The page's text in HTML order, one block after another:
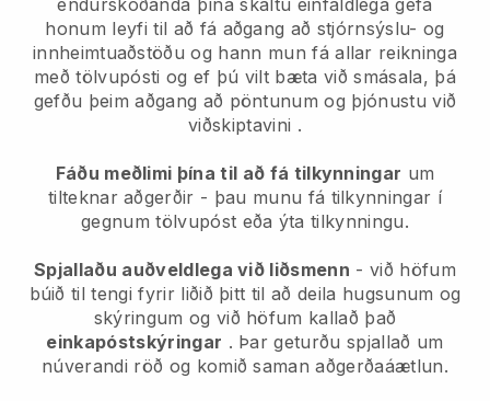
honum leyfi til að fá aðgang að stjórnsýslu- og
innheimtuaðstöðu og hann mun fá allar reikninga
með tölvupósti og ef þú vilt bæta við smásala, þá
gefðu þeim aðgang að pöntunum og þjónustu við
viðskiptavini .
Fáðu meðlimi þína til að fá tilkynningar um
tilteknar aðgerðir - þau munu fá tilkynningar í
gegnum tölvupóst eða ýta tilkynningu.
Spjallaðu auðveldlega við liðsmenn - við höfum
búið til tengi fyrir liðið þitt til að deila hugsunum og
skýringum og við höfum kallað það
einkapóstskýringar . Þar geturðu spjallað um
núverandi röð og komið saman aðgerðaáætlun.